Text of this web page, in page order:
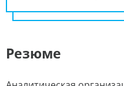
Резюме